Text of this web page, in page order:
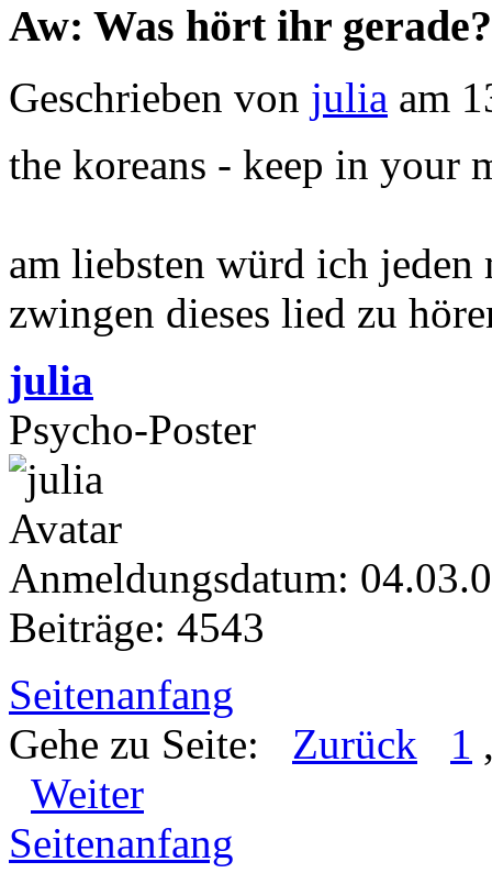
Aw: Was hört ihr gerade?
Geschrieben von julia am
the koreans - keep in your
am liebsten würd ich jeden
zwingen dieses lied zu
julia
Psycho-Poster
Anmeldungsdatum:
Beiträge: 4543
Seitenanfang
Gehe zu Seite: Zurück 1
Weiter
Seitenanfang